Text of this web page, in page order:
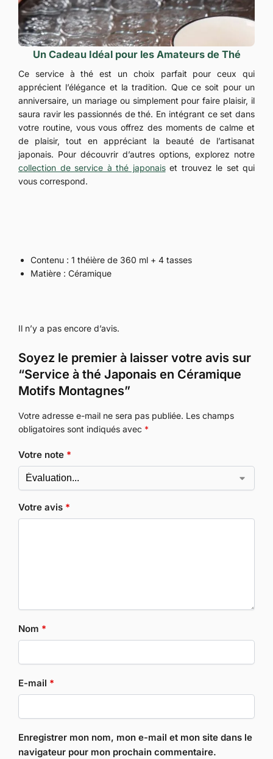
Un Cadeau Idéal pour les Amateurs de Thé
Ce service à thé est un choix parfait pour ceux qui
apprécient l’élégance et la tradition. Que ce soit pour un
anniversaire, un mariage ou simplement pour faire plaisir, il
saura ravir les passionnés de thé. En intégrant ce set dans
votre routine, vous vous offrez des moments de calme et
de plaisir, tout en appréciant la beauté de l’artisanat
japonais. Pour découvrir d’autres options, explorez notre
collection de service à thé japonaiset trouvez le set qui
vous correspond.
Contenu : 1 théière de 360 ml + 4 tasses
Matière : Céramique
Il n’y a pas encore d’avis.
Soyez le premier à laisser votre avis sur
“Service à thé Japonais en Céramique
Motifs Montagnes”
Votre adresse e-mail ne sera pas publiée. Les champs
obligatoires sont indiqués avec *
Votre note *
Votre avis *
Nom *
E-mail *
Enregistrer mon nom, mon e-mail et mon site dans le
navigateur pour mon prochain commentaire.